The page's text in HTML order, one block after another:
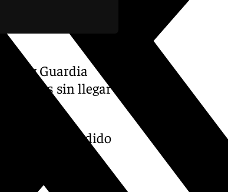
y Guardia
edificios sin llegar
han ardido
y no se han